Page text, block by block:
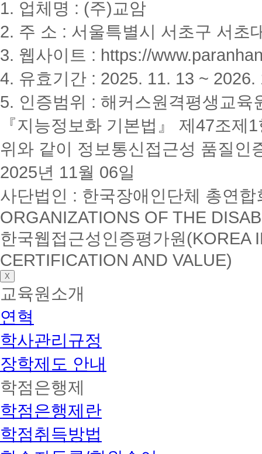
1. 업체명 : (주)교암
2. 주 소 : 서울특별시 서초구 서초
3. 웹사이트 : https://
4. 유효기간 : 2025. 11. 13 ~ 2026.
5. 인증범위 : 해커스원격평생교육
『지능정보화 기본법』 제47조
위와 같이 정보통신접근성 품질인
2025년 11월 06일
사단법인 : 한국장애인단체 총연
ORGANIZATIONS OF THE
한국웹접근성인증평가원(KOREA
CERTIFICATION AND VALUE)
X
교육원소개
연혁
학사관리규정
장학제도 안내
학점은행제
학점은행제란
학점취득방법